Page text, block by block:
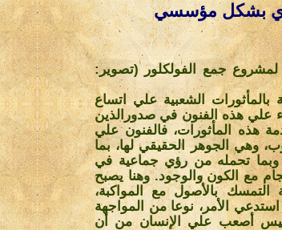
بشكل مؤسسي
جمع الفولكلور (تصوير:
بالمأثورات الشعبية علي اتساع
علي هذه الفنون في صدورالذين
هذه المأثورات، فالفنون علي
وهي الجوهر الحقيقي لها، بما
وبما تحمله من رؤي جماعية في
مع الكون والوجود. وهنا يصبح
التمسك بالأصول مع المواكبة،
الأمر، نوعا من المواجهة
أصعب علي الإنسان من أن